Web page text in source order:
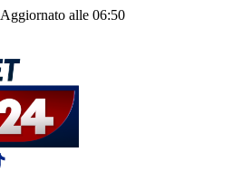
Aggiornato alle 06:50